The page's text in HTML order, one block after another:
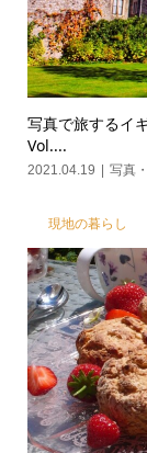
写真で旅するイ
Vol....
2021.04.19 写真
現地の暮らし